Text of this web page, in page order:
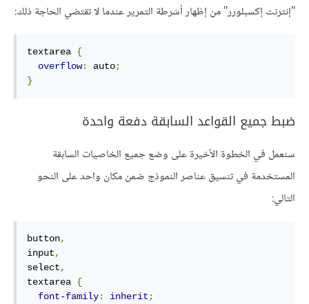
"إنترنت إكسبلورر" من إظهار أشرطة التمرير عندما لا تقتضي الحاجة ذلك:
textarea {
overflow: auto;
}
ضبط جميع القواعد السابقة دفعة واحدة
سنعمل في الخطوة الأخيرة على وضع جميع الخاصيات السابقة
المستخدمة في تنسيق عناصر النموذج ضمن مكان واحد على النحو
التالي:
button,
input,
select,
textarea {
font-family: inherit ;